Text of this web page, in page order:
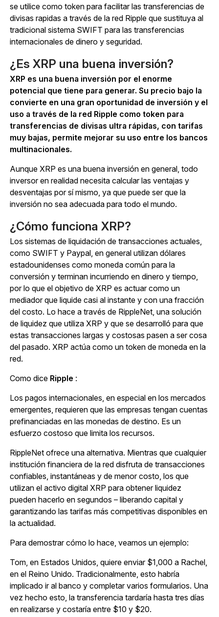
se utilice como token para facilitar las transferencias de
divisas rapidas a través de la red Ripple que sustituya al
tradicional sistema SWIFT para las transferencias
internacionales de dinero y seguridad.
¿Es XRP una buena inversión?
XRP es una buena inversión por el enorme
potencial que tiene para generar. Su precio bajo la
convierte en una gran oportunidad de inversión y el
uso a través de la red Ripple como token para
transferencias de divisas ultra rápidas, con tarifas
muy bajas, permite mejorar su uso entre los bancos
multinacionales.
Aunque XRP es una buena inversión en general, todo
inversor en realidad necesita calcular las ventajas y
desventajas por sí mismo, ya que puede ser que la
inversión no sea adecuada para todo el mundo.
¿Cómo funciona XRP?
Los sistemas de liquidación de transacciones actuales,
como SWIFT y Paypal, en general utilizan dólares
estadounidenses como moneda común para la
conversión y terminan incurriendo en dinero y tiempo,
por lo que el objetivo de XRP es actuar como un
mediador que liquide casi al instante y con una fracción
del costo. Lo hace a través de RippleNet, una solución
de liquidez que utiliza XRP y que se desarrolló para que
estas transacciones largas y costosas pasen a ser cosa
del pasado. XRP actúa como un token de moneda en la
red.
Como dice Ripple :
Los pagos internacionales, en especial en los mercados
emergentes, requieren que las empresas tengan cuentas
prefinanciadas en las monedas de destino. Es un
esfuerzo costoso que limita los recursos.
RippleNet ofrece una alternativa. Mientras que cualquier
institución financiera de la red disfruta de transacciones
confiables, instantáneas y de menor costo, los que
utilizan el activo digital XRP para obtener liquidez
pueden hacerlo en segundos – liberando capital y
garantizando las tarifas más competitivas disponibles en
la actualidad.
Para demostrar cómo lo hace, veamos un ejemplo:
Tom, en Estados Unidos, quiere enviar $1,000 a Rachel,
en el Reino Unido. Tradicionalmente, esto habría
implicado ir al banco y completar varios formularios. Una
vez hecho esto, la transferencia tardaría hasta tres días
en realizarse y costaría entre $10 y $20.